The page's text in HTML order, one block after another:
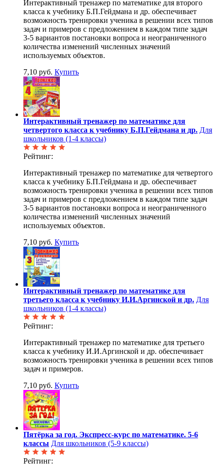
Интерактивный тренажер по математике для второго
класса к учебнику Б.П.Гейдмана и др. обеспечивает
возможность тренировки ученика в решении всех типов
задач и примеров с предложением в каждом типе задач
3-5 вариантов постановки вопроса и неограниченного
количества изменений численных значений
используемых объектов.
7,10 руб. Купить
Интерактивный тренажер по математике для
четвертого класса к учебнику Б.П.Гейдмана и др. Для
школьников (1-4 классы)
Рейтинг:
Интерактивный тренажер по математике для четвертого
класса к учебнику Б.П.Гейдмана и др. обеспечивает
возможность тренировки ученика в решении всех типов
задач и примеров с предложением в каждом типе задач
3-5 вариантов постановки вопроса и неограниченного
количества изменений численных значений
используемых объектов.
7,10 руб. Купить
Интерактивный тренажер по математике для
третьего класса к учебнику И.И.Аргинской и др. Для
школьников (1-4 классы)
Рейтинг:
Интерактивный тренажер по математике для третьего
класса к учебнику И.И.Аргинской и др. обеспечивает
возможность тренировки ученика в решении всех типов
задач и примеров.
7,10 руб. Купить
Пятёрка за год. Экспресс-курс по математике. 5-6
классы Для школьников (5-9 классы)
Рейтинг: